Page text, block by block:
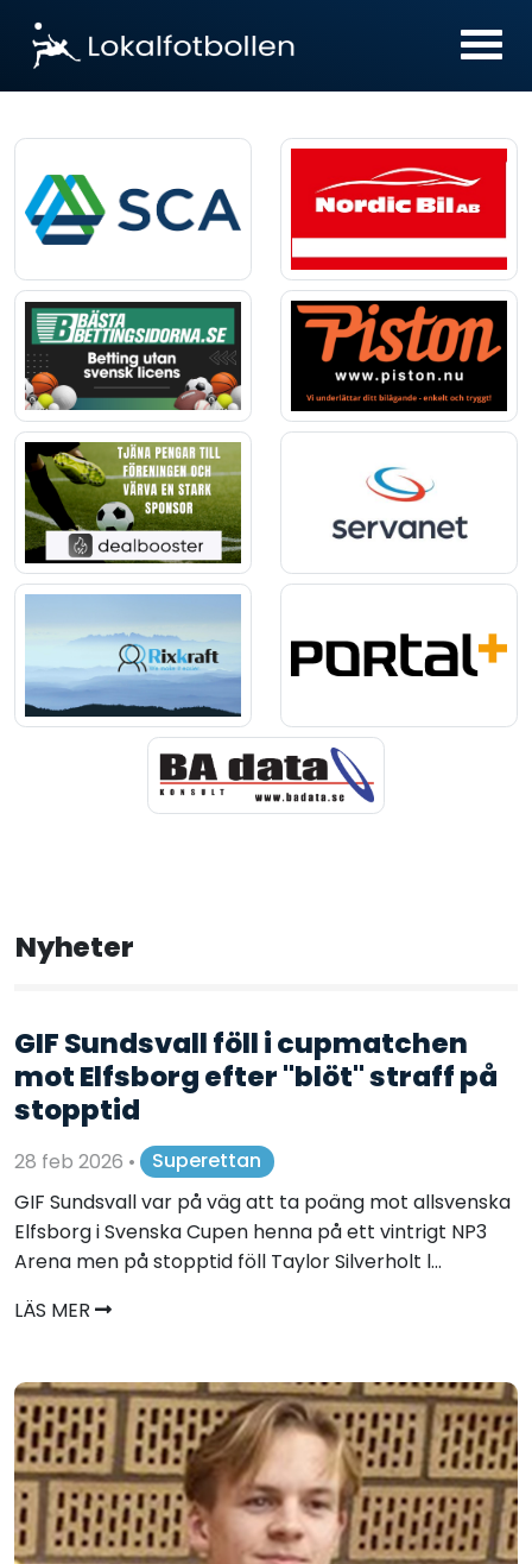
Nyheter
GIF Sundsvall föll i cupmatchen
mot Elfsborg efter "blöt" straff på
stopptid
28 feb 2026 •
Superettan
GIF Sundsvall var på väg att ta poäng mot allsvenska
Elfsborg i Svenska Cupen henna på ett vintrigt NP3
Arena men på stopptid föll Taylor Silverholt l...
LÄS MER